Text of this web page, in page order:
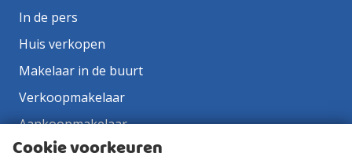
In de pers
Huis verkopen
Makelaar in de buurt
Verkoopmakelaar
Aankoopmakelaar
Contact
Cookie voorkeuren